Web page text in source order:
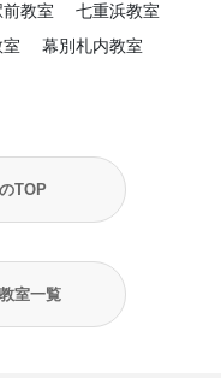
前教室
七重浜教室
幕別札内教室
TOP
室一覧